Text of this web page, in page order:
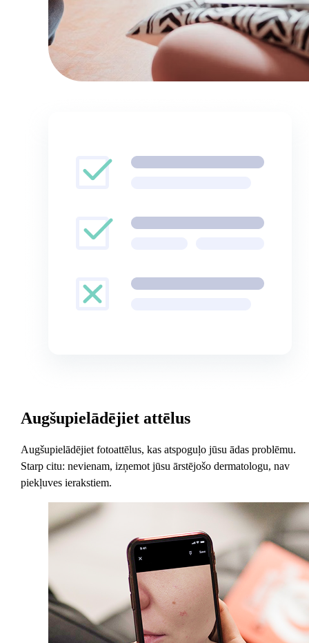
Augšupielādējiet attēlus
Augšupielādējiet fotoattēlus, kas atspoguļo jūsu ādas problēmu.
Starp citu: nevienam, izņemot jūsu ārstējošo dermatologu, nav
piekļuves ierakstiem.